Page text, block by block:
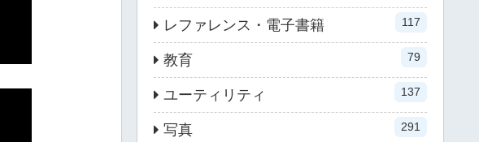
レファレンス・電子書籍 117
教育 79
ユーティリティ 137
写真 291